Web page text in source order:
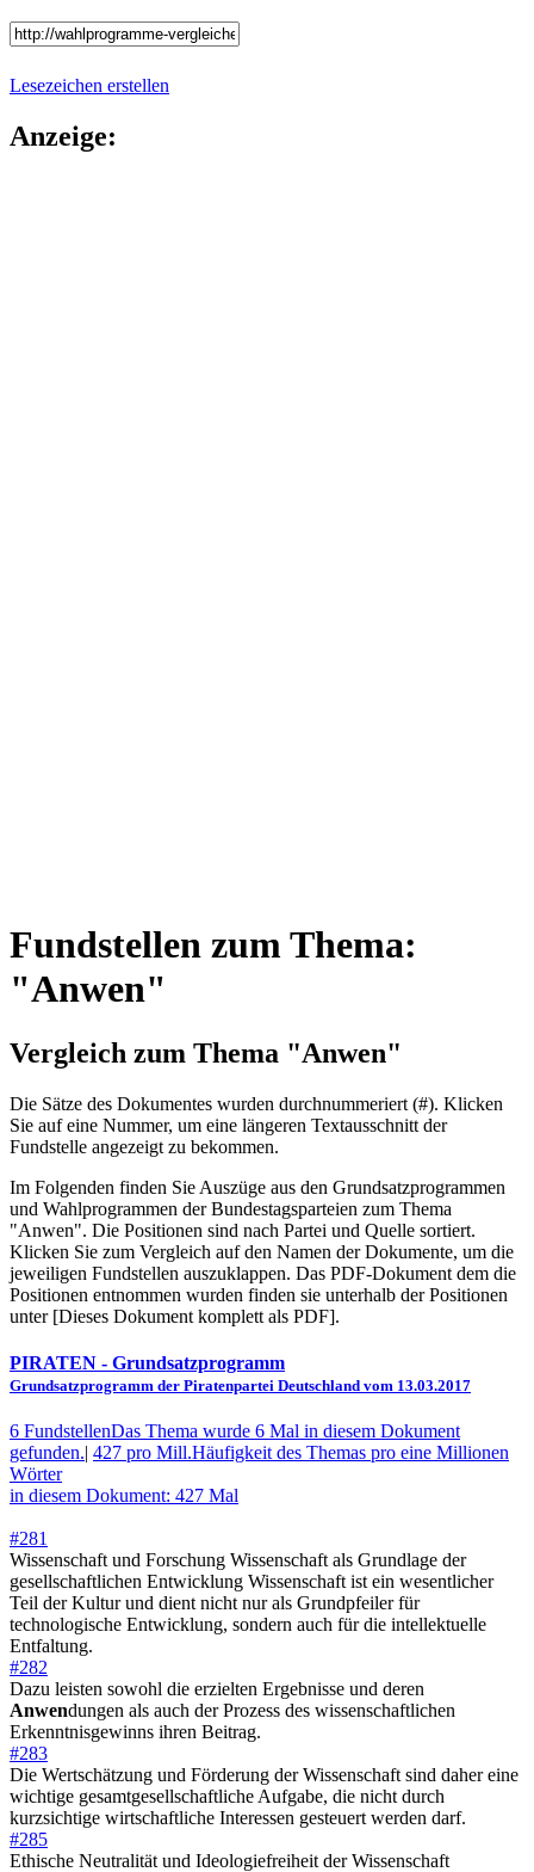
Lesezeichen erstellen
Anzeige:
Fundstellen zum Thema:
"Anwen"
Vergleich zum Thema "Anwen"
Die Sätze des Dokum­entes wurden durch­nummeriert (#). Klicken
Sie auf eine Nummer, um eine längeren Textausschnitt der
Fundstelle angezeigt zu bekommen.
Im Folgenden finden Sie Auszüge aus den Grundsatz­program­men
und Wahl­program­men der Bundes­tags­parteien zum Thema
"Anwen". Die Posi­tionen sind nach Partei und Quelle sortiert.
Klicken Sie zum Vergleich auf den Namen der Dokumente, um die
jeweiligen Fundstellen aus­zu­klappen. Das PDF-Dokument dem die
Posi­tionen entnommen wurden finden sie unterhalb der Positionen
unter [Dieses Dokument komplett als PDF].
PIRATEN - Grundsatzprogramm
Grundsatzprogramm der Piratenpartei Deutschland vom 13.03.2017
6 FundstellenDas Thema wurde 6 Mal in diesem Dokument
gefunden.| 427 pro Mill.Häufigkeit des Themas pro eine Millionen
Wörter
in diesem Dokument: 427 Mal
#281
Wissenschaft und Forschung Wissenschaft als Grundlage der
gesellschaftlichen Entwicklung Wissenschaft ist ein wesentlicher
Teil der Kultur und dient nicht nur als Grundpfeiler für
technologische Entwicklung, sondern auch für die intellektuelle
Entfaltung.
#282
Dazu leisten sowohl die erzielten Ergebnisse und deren
Anwendungen als auch der Prozess des wissenschaftlichen
Erkenntnisgewinns ihren Beitrag.
#283
Die Wertschätzung und Förderung der Wissenschaft sind daher eine
wichtige gesamtgesellschaftliche Aufgabe, die nicht durch
kurzsichtige wirtschaftliche Interessen gesteuert werden darf.
#285
Ethische Neutralität und Ideologiefreiheit der Wissenschaft